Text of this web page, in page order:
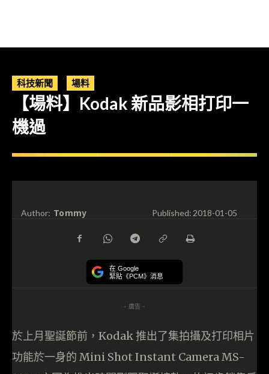
科技新聞 場料
【場料】Kodak 新品影相打印一
機過
Author: Tommy Published:2018-01-05
在 Google
緊貼《PCM》消息
- 廣告 -
於上月聖誕節前，Kodak 推出了集拍攝及打印相片
功能於一身的 Mini Shot Instant Camera MS-